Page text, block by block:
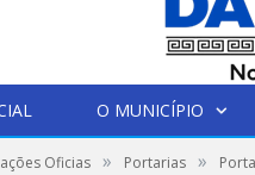
O MUNICÍPIO
Oficias » Portarias »